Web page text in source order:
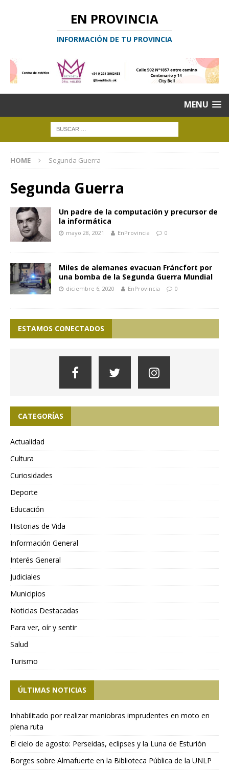
EN PROVINCIA
INFORMACIÓN DE TU PROVINCIA
MENU
HOME Segunda Guerra
Segunda Guerra
Un padre de la computación y precursor de
la informática
mayo 28, 2021 EnProvincia 0
Miles de alemanes evacuan Fráncfort por
una bomba de la Segunda Guerra Mundial
diciembre 6, 2020 EnProvincia 0
ESTAMOS CONECTADOS
CATEGORÍAS
Actualidad
Cultura
Curiosidades
Deporte
Educación
Historias de Vida
Información General
Interés General
Judiciales
Municipios
Noticias Destacadas
Para ver, oír y sentir
Salud
Turismo
ÚLTIMAS NOTICIAS
Inhabilitado por realizar maniobras imprudentes en moto en
plena ruta
El cielo de agosto: Perseidas, eclipses y la Luna de Esturión
Borges sobre Almafuerte en la Biblioteca Pública de la UNLP